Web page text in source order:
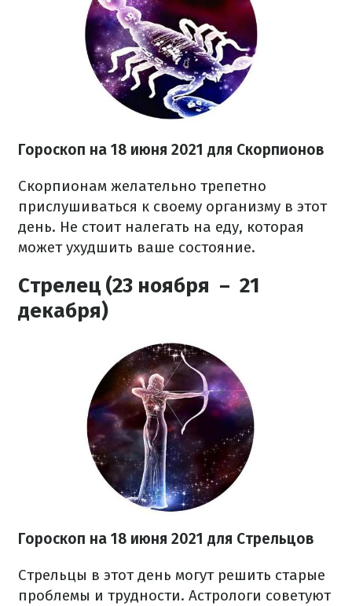
Гороскоп на 18 июня 2021 для Скорпионов
Скорпионам желательно трепетно
прислушиваться к своему организму в этот
день. Не стоит налегать на еду, которая
может ухудшить ваше состояние.
Стрелец (23 ноября – 21
декабря)
Гороскоп на 18 июня 2021 для Стрельцов
Стрельцы в этот день могут решить старые
проблемы и трудности. Астрологи советуют